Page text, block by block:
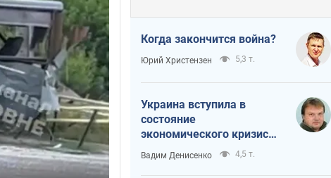
Когда закончится война?
Юрий Христензен 5,3 т.
Украина вступила в
состояние
экономического кризиса.
Есть ли свет в конце
туннеля?
Вадим Денисенко 4,5 т.